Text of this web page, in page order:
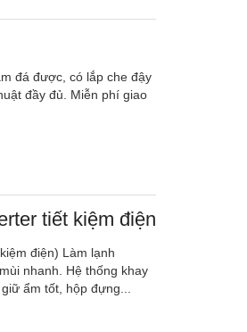
đá được, có lắp che đậy
đầy đủ. Miễn phí giao
tiết kiệm điện
điện) Làm lạnh
nhanh. Hệ thống khay
ẩm tốt, hộp đựng...